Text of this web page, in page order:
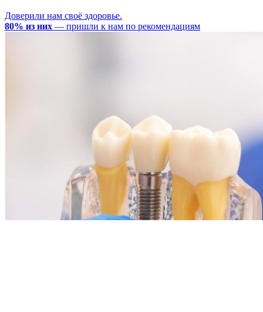
Доверили нам своё здоровье.
80% из них — пришли к нам по рекомендациям